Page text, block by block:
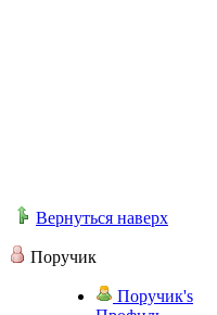
Вернуться наверх
Поручик
Поручик's